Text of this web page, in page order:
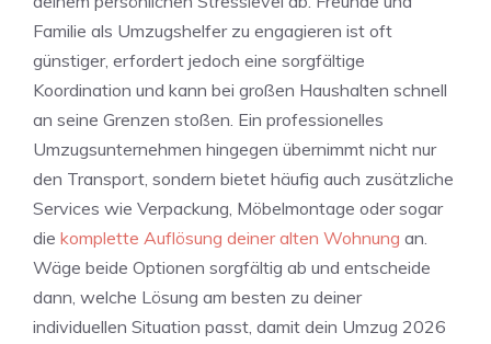
Familie als Umzugshelfer zu engagieren ist oft
günstiger, erfordert jedoch eine sorgfältige
Koordination und kann bei großen Haushalten schnell
an seine Grenzen stoßen. Ein professionelles
Umzugsunternehmen hingegen übernimmt nicht nur
den Transport, sondern bietet häufig auch zusätzliche
Services wie Verpackung, Möbelmontage oder sogar
die komplette Auflösung deiner alten Wohnung an.
Wäge beide Optionen sorgfältig ab und entscheide
dann, welche Lösung am besten zu deiner
individuellen Situation passt, damit dein Umzug 2026